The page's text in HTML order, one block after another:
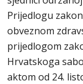
Prijedlogu
obveznom
prijedlogom
Hrvatskoga
aktom od 24.